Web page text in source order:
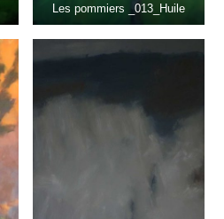
Les pommiers _013_Huile